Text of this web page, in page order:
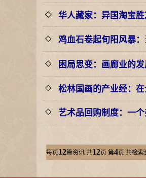
◇ 华人藏家：异国淘宝
◇ 鸡血石卷起旬阳风暴
◇ 困局思变：画廊业的
◇ 松林国画的产业经：
◇ 艺术品回购制度：一
每页12篇资讯 共12页 第4页 共检索